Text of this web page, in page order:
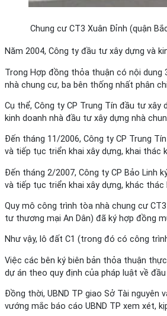
Chung cư CT3 Xuân Đỉnh (quận
Năm 2004, Công ty đầu tư xây dựng và
Trong Hợp đồng thỏa thuận có nội
nhà chung cư, ba bên thống nhất phân
Cụ thể, Công ty CP Trung Tín đầu tư
kinh doanh nhà đầu tư xây dựng nhà
Đến tháng 11/2006, Công ty CP Trung
và tiếp tục triển khai xây dựng, khai thác
Đến tháng 2/2007, Công ty CP Bảo Linh
và tiếp tục triển khai xây dựng, khác thác
Quy mô công trình tòa nhà chung cư
tư thương mại An Dân) đã ký hợp đồng
Như vậy, lô đất C1 (trong đó có công
Việc các bên ký biên bản thỏa thuận
dự án theo quy định của pháp luật về
Đồng thời, UBND TP giao Sở Tài
vướng mắc báo cáo UBND TP xem xét,